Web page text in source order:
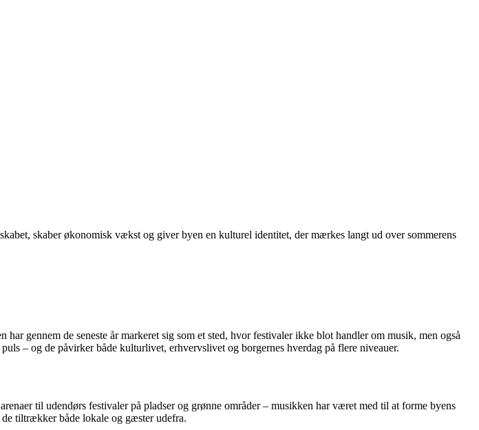
skaber økonomisk vækst og giver byen en kulturel identitet, der mærkes langt ud over sommerens
gennem de seneste år markeret sig som et sted, hvor festivaler ikke blot handler om musik, men også
– og de påvirker både kulturlivet, erhvervslivet og borgernes hverdag på flere niveauer.
til udendørs festivaler på pladser og grønne områder – musikken har været med til at forme byens
tiltrækker både lokale og gæster udefra.